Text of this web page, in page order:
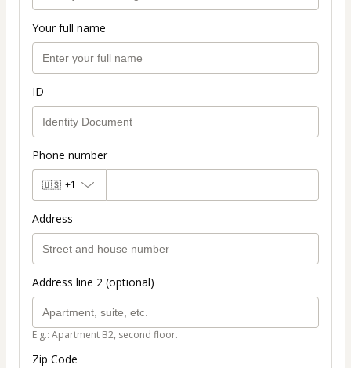
Your full name
ID
Phone number
🇺🇸 +1
Address
Address line 2 (optional)
E.g.: Apartment B2, second floor.
Zip Code